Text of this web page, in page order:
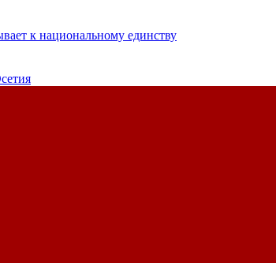
к национальному единству